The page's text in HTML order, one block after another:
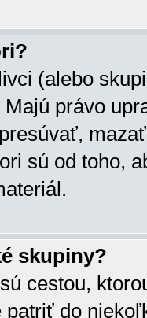
(alebo
právo
sú od toho,
skupiny?
cestou,
do